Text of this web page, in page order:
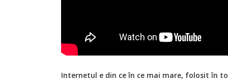
Internetul e din ce în ce mai mare, folosit în